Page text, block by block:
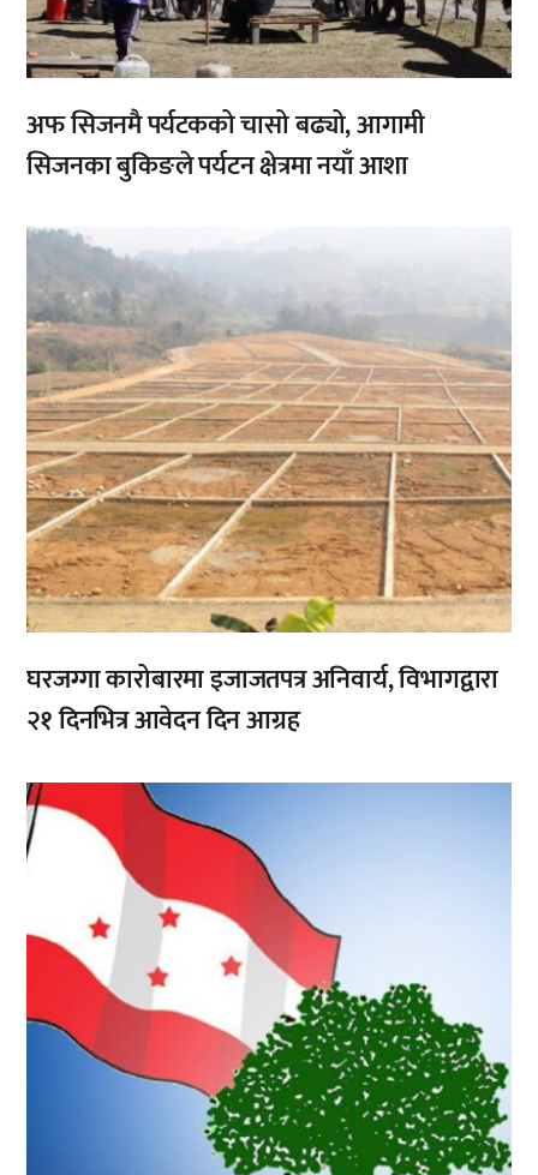
अफ सिजनमै पर्यटकको चासो बढ्यो, आगामी
सिजनका बुकिङले पर्यटन क्षेत्रमा नयाँ आशा
,
घरजग्गा कारोबारमा इजाजतपत्र अनिवार्य, विभागद्वारा
२१ दिनभित्र आवेदन दिन आग्रह
,